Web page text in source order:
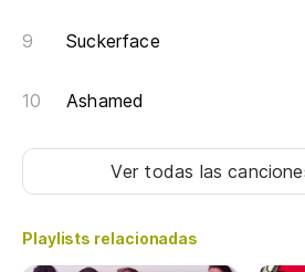
Suckerface
Ashamed
Ver todas las
Playlists relacionadas